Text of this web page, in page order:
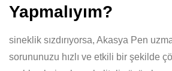
Yapmalıyım?
sineklik sızdırıyorsa, Akasya Pen
sorununuzu hızlı ve etkili bir şekilde